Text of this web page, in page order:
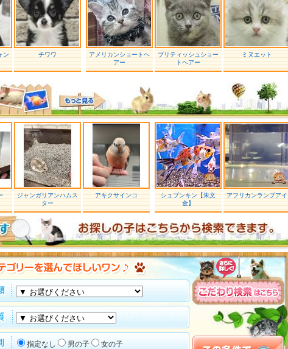
ン チワワ
アメリカンショートヘ
アー
ブリティッシュショー
トヘアー
ミヌエット
ジャンガリアンハムス
ター
アキクサインコ
シュブンキン【朱文
金】
アフリカンランプアイ
指定なし 男の子 女の子